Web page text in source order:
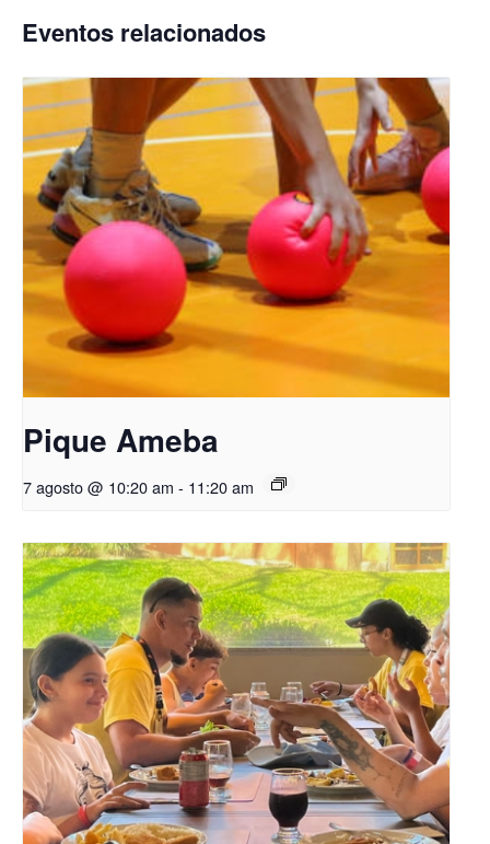
Eventos relacionados
Pique Ameba
7 agosto @ 10:20 am - 11:20 am